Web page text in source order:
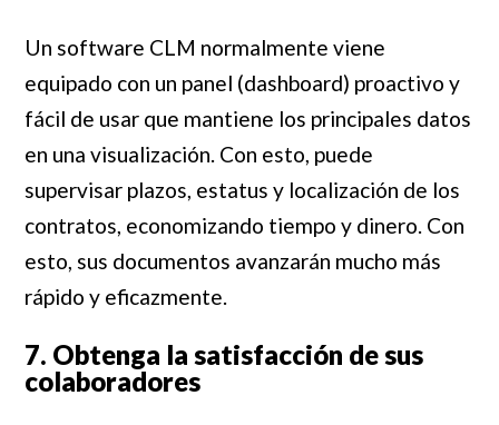
Un software CLM normalmente viene
equipado con un panel (dashboard) proactivo y
fácil de usar que mantiene los principales datos
en una visualización. Con esto, puede
supervisar plazos, estatus y localización de los
contratos, economizando tiempo y dinero. Con
esto, sus documentos avanzarán mucho más
rápido y eficazmente.
7. Obtenga la satisfacción de sus
colaboradores